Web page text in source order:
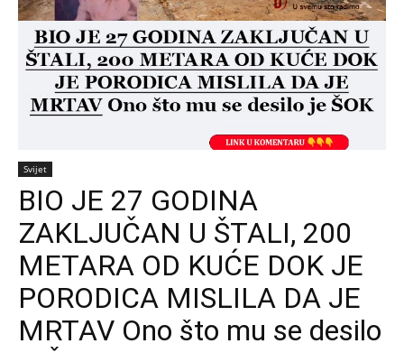
Svijet
BIO JE 27 GODINA
ZAKLJUČAN U ŠTALI, 200
METARA OD KUĆE DOK JE
PORODICA MISLILA DA JE
MRTAV Ono što mu se desilo